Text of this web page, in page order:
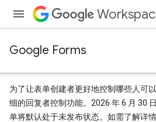
Google Forms
为了让表单创建者更好地控制哪些人可
细的回复者控制功能。2026 年 6 月 30
单将默认处于未发布状态。如需了解详